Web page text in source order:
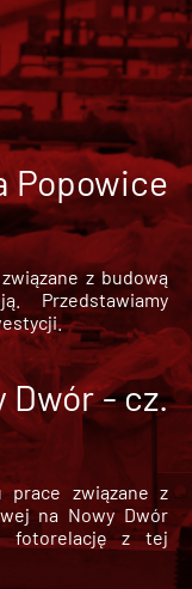
Popowice
z budową
Przedstawiamy
Dwór - cz.
prace związane z
na Nowy Dwór
fotorelację z tej